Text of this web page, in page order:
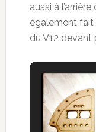
aussi à
également fait
du V12 devant